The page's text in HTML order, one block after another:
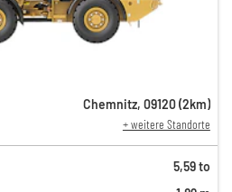
Chemnitz, 09120(2km)
+ weitere Standorte
5,59 to